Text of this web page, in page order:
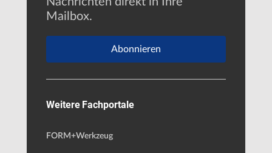
Mailbox.
Abonnieren
Weitere Fachportale
FORM+Werkzeug